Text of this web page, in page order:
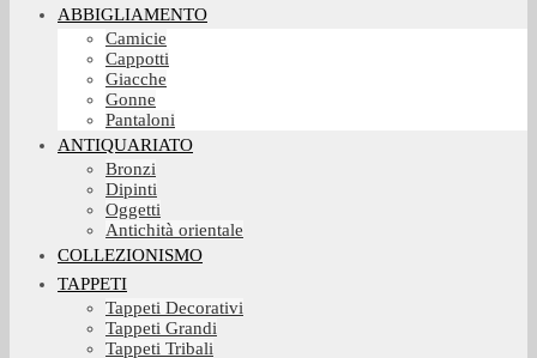
ABBIGLIAMENTO
Camicie
Cappotti
Giacche
Gonne
Pantaloni
ANTIQUARIATO
Bronzi
Dipinti
Oggetti
Antichità orientale
COLLEZIONISMO
TAPPETI
Tappeti Decorativi
Tappeti Grandi
Tappeti Tribali